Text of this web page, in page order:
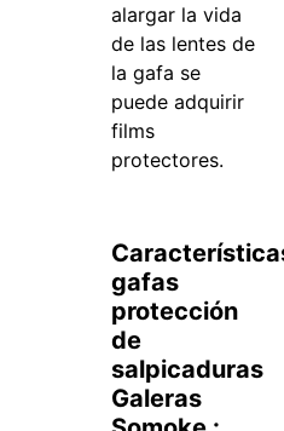
alargar la vida
de las lentes de
la gafa se
puede adquirir
films
protectores.
gafas
protección
de
salpicaduras
Galeras